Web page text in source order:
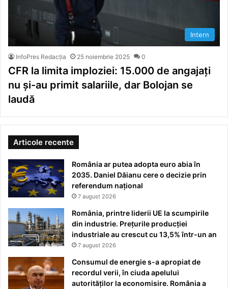
Intern
InfoPres Redacția 25 noiembrie 2025 0
CFR la limita imploziei: 15.000 de angajați
nu și-au primit salariile, dar Bolojan se
laudă
Articole recente
România ar putea adopta euro abia în
2035. Daniel Dăianu cere o decizie prin
referendum național
7 august 2026
România, printre liderii UE la scumpirile
din industrie. Prețurile producției
industriale au crescut cu 13,5% într-un an
7 august 2026
Consumul de energie s-a apropiat de
recordul verii, în ciuda apelului
autorităților la economisire. România a